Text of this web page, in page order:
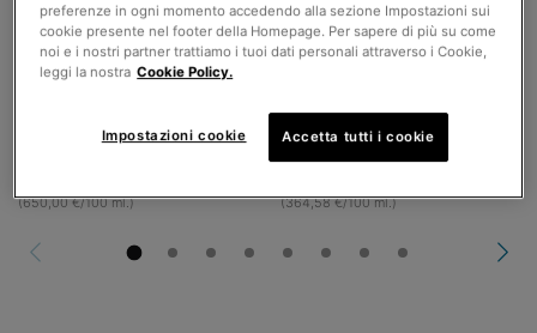
Un formato disponibile
30 ml
AGGIUNGI AL
CARRELLOC E FERULIC
(650,00 €/100 ml.)
Un formato disponibile
48 ml
AGGIUNGI AL
CARRELLO
(364,58 €/100 ml.)
preferenze in ogni momento accedendo alla sezione Impostazioni sui
cookie presente nel footer della Homepage. Per sapere di più su come
noi e i nostri partner trattiamo i tuoi dati personali attraverso i Cookie,
leggi la nostra Cookie Policy.
Impostazioni cookie Accetta tutti i cookie